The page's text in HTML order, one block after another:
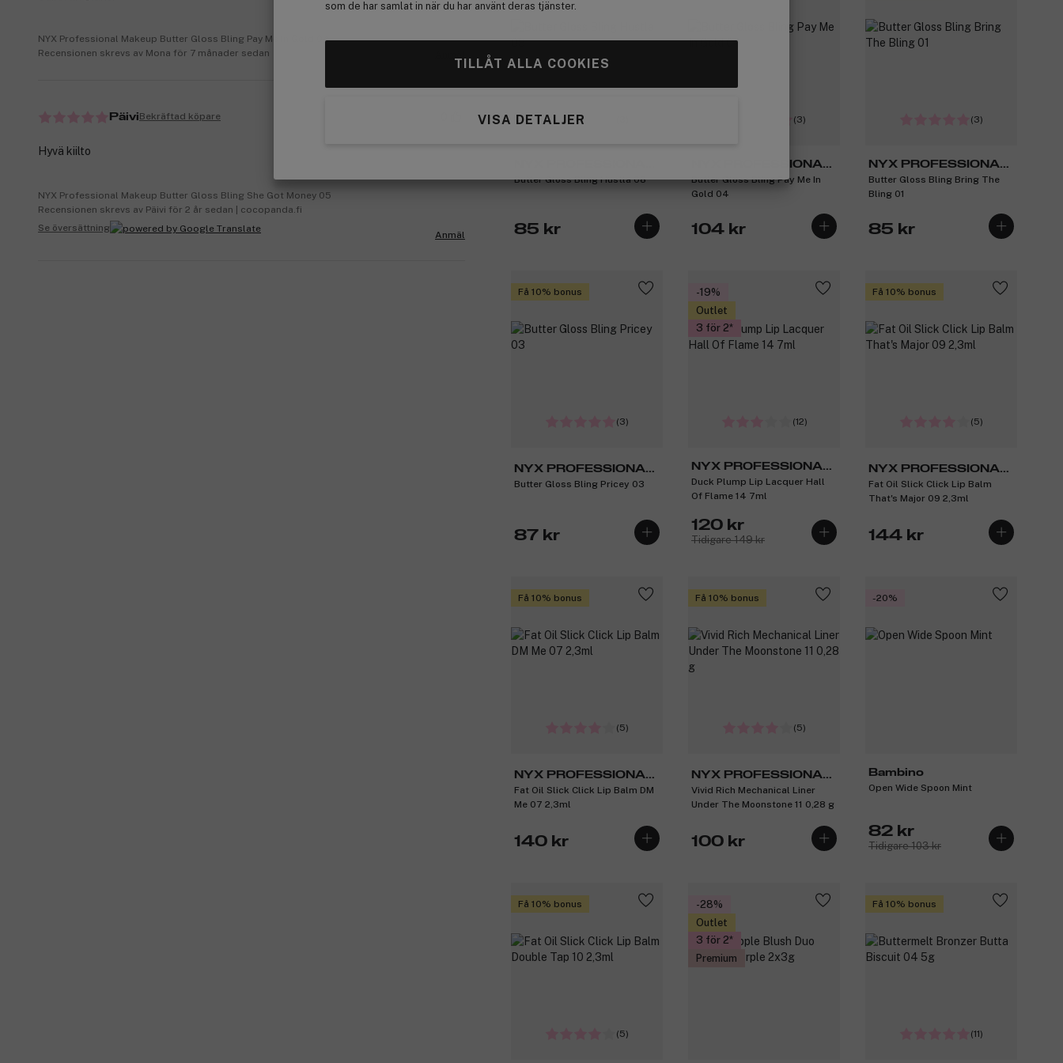
som de har samlat in när du har använt deras tjänster.
TILLÅT ALLA COOKIES
VISA DETALJER
MAKEUP
Butter Gloss Bling Hustla 08
85 kr
(3)
NYX PROFESSIONAL
MAKEUP
Butter Gloss Bling Pay Me In
Gold 04
104 kr
(3)
NYX PROFESSIONAL
MAKEUP
Butter Gloss Bling Bring The
Bling 01
85 kr
Få 10% bonus
(3)
NYX PROFESSIONAL
MAKEUP
Butter Gloss Bling Pricey 03
87 kr
-19%
Outlet
3 för 2
(12)
NYX PROFESSIONAL
MAKEUP
Duck Plump Lip Lacquer Hall
Of Flame 14 7ml
120 kr
Tidigare 149 kr
Få 10% bonus
(5)
NYX PROFESSIONAL
MAKEUP
Fat Oil Slick Click Lip Balm
That's Major 09 2,3ml
144 kr
Få 10% bonus
(5)
NYX PROFESSIONAL
MAKEUP
Fat Oil Slick Click Lip Balm DM
Me 07 2,3ml
140 kr
Få 10% bonus
(5)
NYX PROFESSIONAL
MAKEUP
Vivid Rich Mechanical Liner
Under The Moonstone 11 0,28 g
100 kr
-20%
Bambino
Open Wide Spoon Mint
82 kr
Tidigare 103 kr
Få 10% bonus
(5)
-28%
Outlet
3 för 2
Premium
Få 10% bonus
(11)
NYX Professional Makeup Butter Gloss Bling Pay Me In Gold 04
Recensionen skrevs av Mona för 7 månader sedan
PäiviBekräftad köpare
Hyvä kiilto
NYX Professional Makeup Butter Gloss Bling She Got Money 05
Recensionen skrevs av Päivi för 2 år sedan | cocopanda.fi
Se översättning
Anmäl